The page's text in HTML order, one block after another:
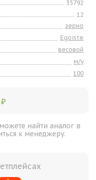
35792
12
зерно
Egoiste
весовой
м/у
100
₽
найти аналог в
к менеджеру.